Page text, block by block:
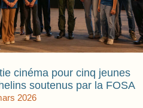
cinéma pour cinq jeunes
soutenus par la FOSA
2026